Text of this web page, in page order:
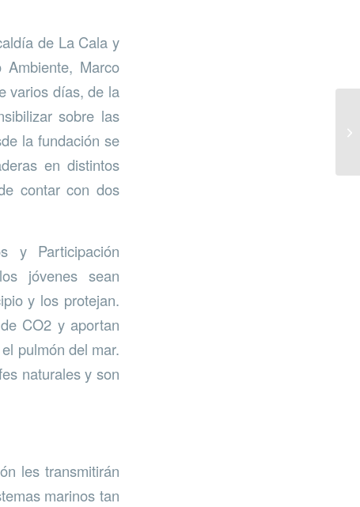
de La Cala y
Marco
varios días, de la
sobre las
la fundación se
en distintos
contar con dos
y Participación
jóvenes sean
y los protejan.
CO2 y aportan
pulmón del mar.
naturales y son
les transmitirán
marinos tan